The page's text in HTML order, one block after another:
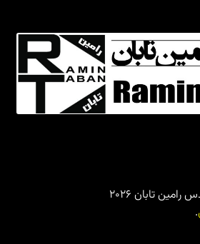
تابان 2026
.